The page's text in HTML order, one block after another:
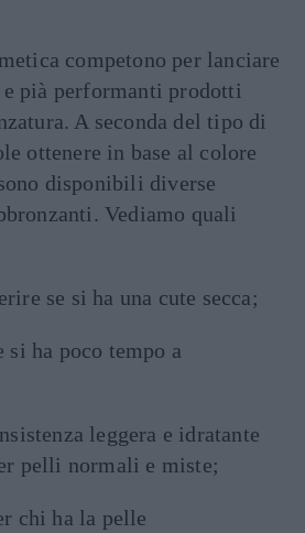
competono per lanciare
pià performanti prodotti
A seconda del tipo di
ottenere in base al colore
disponibili diverse
Vediamo quali
se si ha una cute secca;
si ha poco tempo a
leggera e idratante
pelli normali e miste;
chi ha la pelle